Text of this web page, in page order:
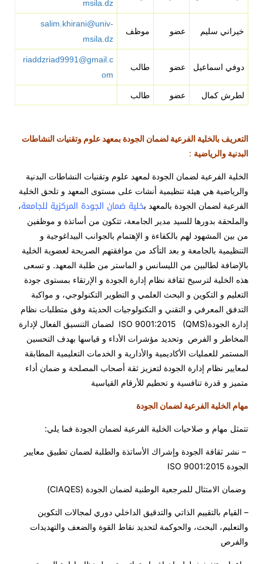
خيراني سليم عضو موظف
salim.khirani@univ-
msila.dz
دوفي اسماعيل عضو طالب
riaddzriad9991@gmail.c
om
لطرش كمال عضو طالب
التعريف بالخلية الفرعية لضمان الجودة بمعهد علوم وتقنيات النشاطات
البدنية والرياضية :
الخلية الفرعية لضمان الجودة لمعهد علوم وتقنيات النشاطات البدنية
والرياضية هي هيئة تنظيمية أنشات على مستوى المعهد و تلحق الخلية
الفرعية لضمان الجودة بالمعهد بخلية ضمان الجودة المركزية للجامعة،
والملحقة بدورها للسيد مدير الجامعة، تتكون من أساتذة و موظفين
من بين المشهود لهم بالكفاءة و الإهتمام بالجوانب البيداغوجية و
التنظيمية بالجامعة و بعد التأكد من موافقتهم الصريحة لعضوية الخلية
بالإضافة لطالبين من الليسانس و الماستر من طلبة المعهد. و تسعى
هذه الخلية لترسيخ ثقافة نظام إدارة الجودة و الإرتقاء بمستوى جودة
التعليم و التكوين و البحث العلمي و التطوير التكنولوجي، و مواكبة
التدفق المعرفي و التقني و التكنولوجيات الحديثة وفق متطلبات نظام
إدارة الجودةISO 9001:2015 (QMS) لضمان التنسيق الفعال لإدارة
المخاطر و الفرص وتحديد مؤشرات الأداء و قياسها بهدف التحسين
المستمر للعمليات الأكاديمية والأدارية و الخدمات التعليمية المطابقة
لمعايير نظام إدارة الجودة لتعزيز ثقة أصحاب المصلحة و ضمان أداء
متميز و قدرة تنافسية و تحطيم للأرقام القياسية
مهام الخلية الفرعية لضمان الجودة
تتمثل مهام و صلاحيات الخلية الفرعية لضمان الجودة فما يلي:
– نشر ثقافة الجودة وإشراك الأساتذة والطلبة لضمان تطبيق معايير
الجودة ISO 9001:2015
وضمان الامتثال للمرجعية الوطنية لضمان الجودة (CIAQES)
– القيام بالتقييم الذاتي والتدقيق الداخلي دوري لمجالات التكوين
والتعليم، البحث، والحوكمة لتحديد نقاط القوة والضعف والتهديدات
والفرص